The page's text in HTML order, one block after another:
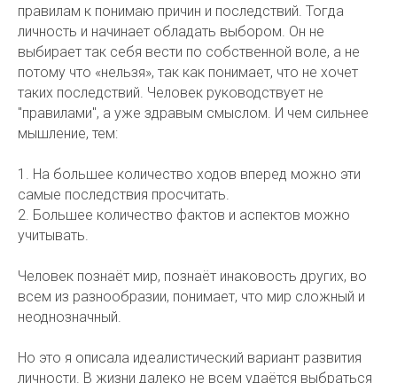
правилам к понимаю причин и последствий. Тогда
личность и начинает обладать выбором. Он не
выбирает так себя вести по собственной воле, а не
потому что «нельзя», так как понимает, что не хочет
таких последствий. Человек руководствует не
"правилами", а уже здравым смыслом. И чем сильнее
мышление, тем:
1. На большее количество ходов вперед можно эти
самые последствия просчитать.
2. Большее количество фактов и аспектов можно
учитывать.
Человек познаёт мир, познаёт инаковость других, во
всем из разнообразии, понимает, что мир сложный и
неоднозначный.
Но это я описала идеалистический вариант развития
личности. В жизни далеко не всем удаётся выбраться